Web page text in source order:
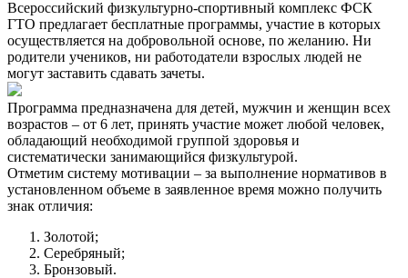
Всероссийский физкультурно-спортивный комплекс ФСК
ГТО предлагает бесплатные программы, участие в которых
осуществляется на добровольной основе, по желанию. Ни
родители учеников, ни работодатели взрослых людей не
могут заставить сдавать зачеты.
Программа предназначена для детей, мужчин и женщин всех
возрастов – от 6 лет, принять участие может любой человек,
обладающий необходимой группой здоровья и
систематически занимающийся физкультурой.
Отметим систему мотивации – за выполнение нормативов в
установленном объеме в заявленное время можно получить
знак отличия:
Золотой;
Серебряный;
Бронзовый.